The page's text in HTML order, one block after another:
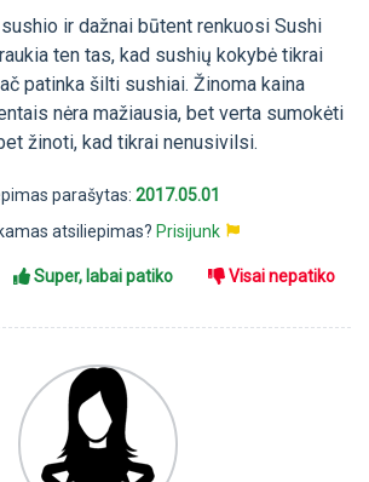
ir dažnai būtent renkuosi Sushi
ten tas, kad sushių kokybė tikrai
patinka šilti sushiai. Žinoma kaina
nėra mažiausia, bet verta sumokėti
žinoti, kad tikrai nenusivilsi.
parašytas: 2017.05.01
atsiliepimas? Prisijunk
Super, labai patiko Visai nepatiko